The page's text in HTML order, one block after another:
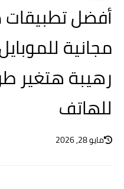
أفضل
رهيبة هتغير
للهاتف
مايو 28, 2026